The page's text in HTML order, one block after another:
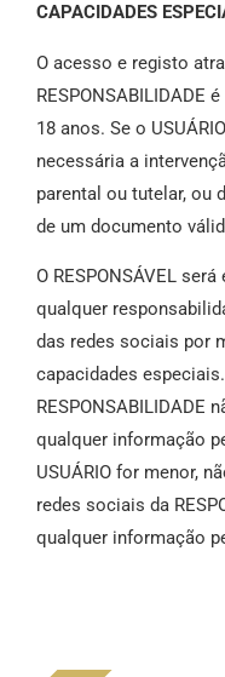
CAPACIDADES
O acesso e registo
RESPONSABILIDADE
18 anos. Se o
necessária a
parental ou tutelar, ou
de um documento
O RESPONSÁVEL
qualquer
das redes sociais por
capacidades
RESPONSABILIDADE
qualquer informação
USUÁRIO for menor,
redes sociais da
qualquer informação